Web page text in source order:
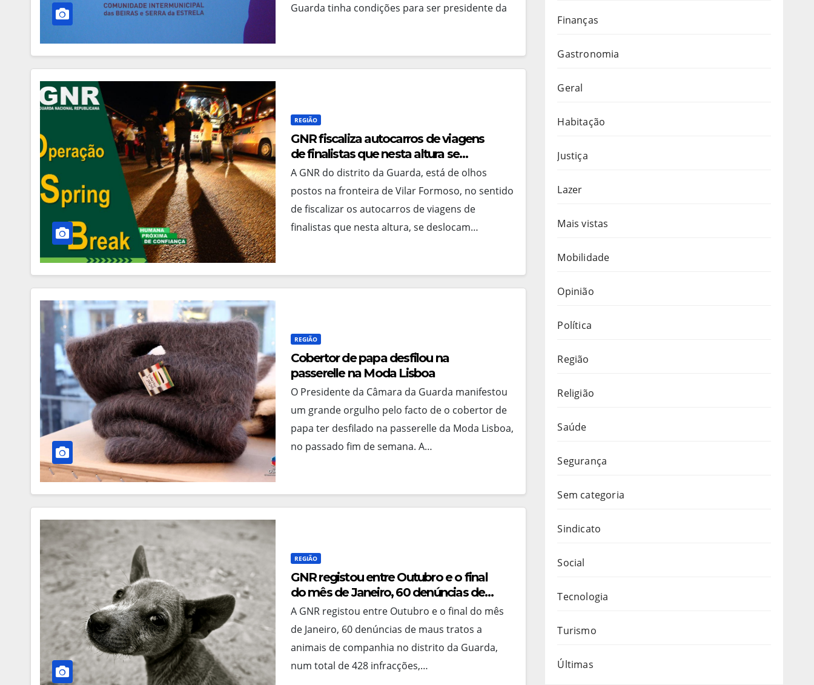
Guarda tinha condições para ser presidente da
REGIÃO
GNR fiscaliza autocarros de viagens
de finalistas que nesta altura se
descolam para Espanha
A GNR do distrito da Guarda, está de olhos
postos na fronteira de Vilar Formoso, no sentido
de fiscalizar os autocarros de viagens de
finalistas que nesta altura, se deslocam…
REGIÃO
Cobertor de papa desfilou na
passerelle na Moda Lisboa
O Presidente da Câmara da Guarda manifestou
um grande orgulho pelo facto de o cobertor de
papa ter desfilado na passerelle da Moda Lisboa,
no passado fim de semana. A…
REGIÃO
GNR registou entre Outubro e o final
do mês de Janeiro, 60 denúncias de
maus tratos a animais no distrito da
Guarda
A GNR registou entre Outubro e o final do mês
de Janeiro, 60 denúncias de maus tratos a
animais de companhia no distrito da Guarda,
num total de 428 infracções,…
Finanças
Gastronomia
Geral
Habitação
Justiça
Lazer
Mais vistas
Mobilidade
Opinião
Política
Região
Religião
Saúde
Segurança
Sem categoria
Sindicato
Social
Tecnologia
Turismo
Últimas